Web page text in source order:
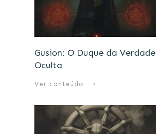
Gusion: O Duque da Verdade
Oculta
Ver conteúdo